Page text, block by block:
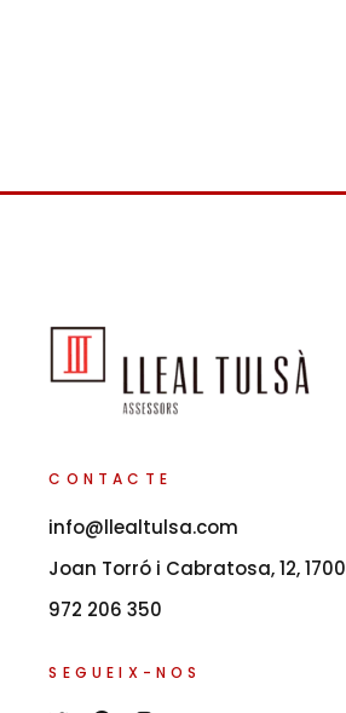
CONTACTE
info@llealtulsa.com
Joan Torró i Cabratosa, 12,
972 206 350
SEGUEIX-NOS